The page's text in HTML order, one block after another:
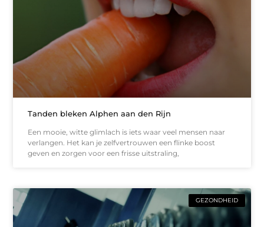
Tanden bleken Alphen aan den Rijn
Een mooie, witte glimlach is iets waar veel mensen naar
verlangen. Het kan je zelfvertrouwen een flinke boost
geven en zorgen voor een frisse uitstraling,
GEZONDHEID